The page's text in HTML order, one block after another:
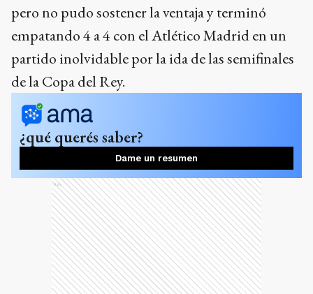
pero no pudo sostener la ventaja y terminó
empatando 4 a 4 con el Atlético Madrid en un
partido inolvidable por la ida de las semifinales
de la Copa del Rey.
¿qué querés saber?
Dame un resumen
Ads